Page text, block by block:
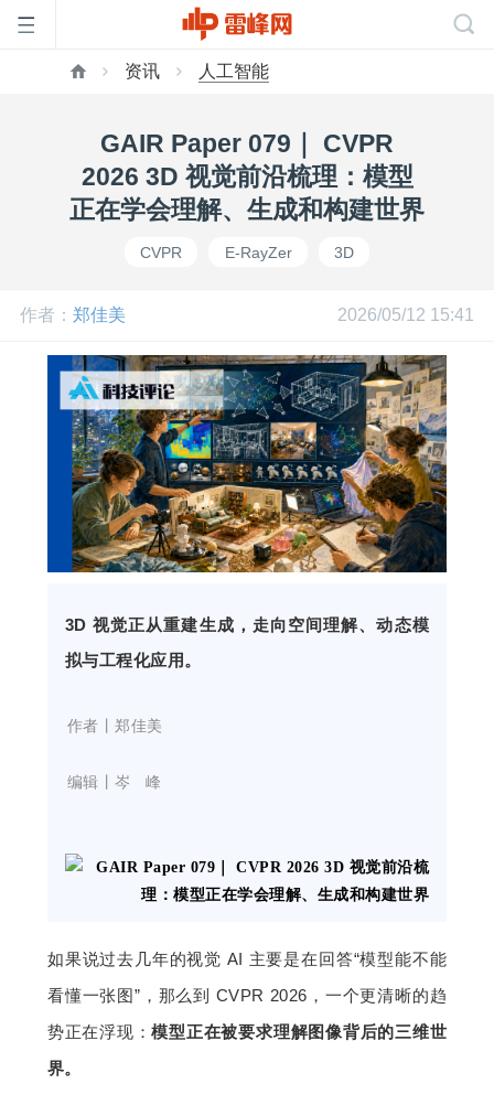
页
网
公
开
课
活
专
题
资讯 人工智能
GAIR Paper 079｜ CVPR
2026 3D 视觉前沿梳理：模型
正在学会理解、生成和构建世界
CVPR E-RayZer 3D
作者： 郑佳美 2026/05/12 15:41
3D 视觉正从重建生成，走向空间理解、动态模
拟与工程化应用。
作者丨郑佳美
编辑丨岑   峰
如果说过去几年的视觉 AI 主要是在回答“模型能不能
看懂一张图”，那么到 CVPR 2026，一个更清晰的趋
势正在浮现：模型正在被要求理解图像背后的三维世
界。